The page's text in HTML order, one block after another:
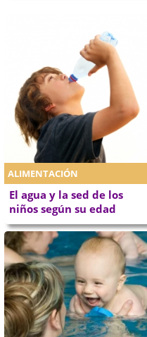
ALIMENTACIÓN
El agua y la sed de los
niños según su edad